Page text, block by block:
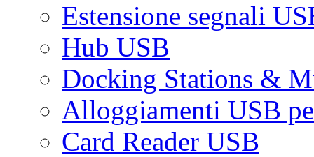
Estensione segnali
Hub USB
Docking Stations &
Alloggiamenti USB
Card Reader USB